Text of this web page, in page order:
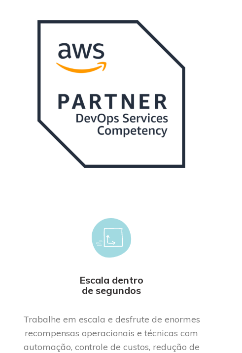
Escala dentro
de segundos
Trabalhe em escala e desfrute de enormes
recompensas operacionais e técnicas com
automação, controle de custos, redução de